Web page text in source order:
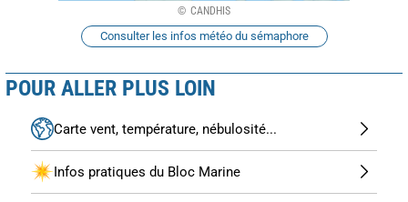
CANDHIS
Consulter les infos météo du sémaphore
POUR ALLER PLUS LOIN
Carte vent, température, nébulosité...
Infos pratiques du Bloc Marine